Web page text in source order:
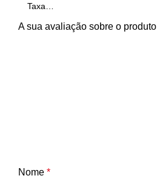
A sua avaliação sobre o produto
Nome *